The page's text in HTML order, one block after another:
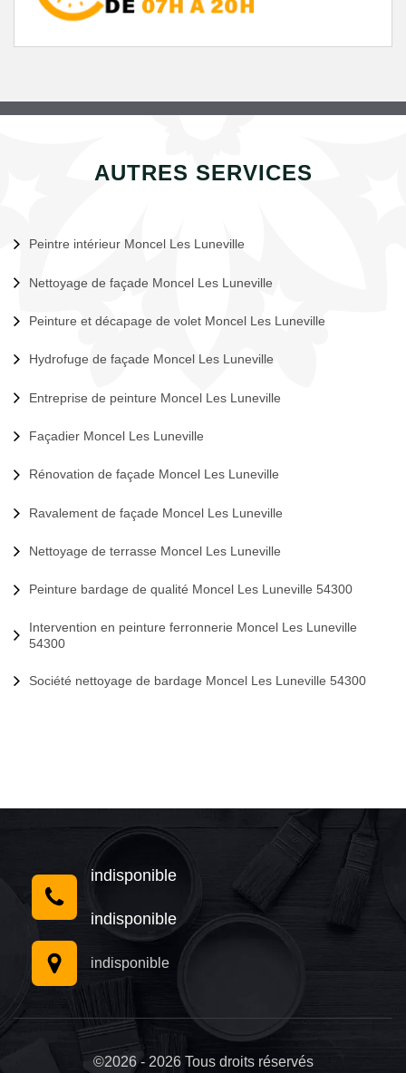
AUTRES SERVICES
Peintre intérieur Moncel Les Luneville
Nettoyage de façade Moncel Les Luneville
Peinture et décapage de volet Moncel Les Luneville
Hydrofuge de façade Moncel Les Luneville
Entreprise de peinture Moncel Les Luneville
Façadier Moncel Les Luneville
Rénovation de façade Moncel Les Luneville
Ravalement de façade Moncel Les Luneville
Nettoyage de terrasse Moncel Les Luneville
Peinture bardage de qualité Moncel Les Luneville 54300
Intervention en peinture ferronnerie Moncel Les Luneville
54300
Société nettoyage de bardage Moncel Les Luneville 54300
indisponible
indisponible
indisponible
©2026 - 2026 Tous droits réservés